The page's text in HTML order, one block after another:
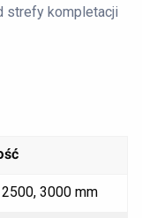
strefy kompletacji
3000 mm